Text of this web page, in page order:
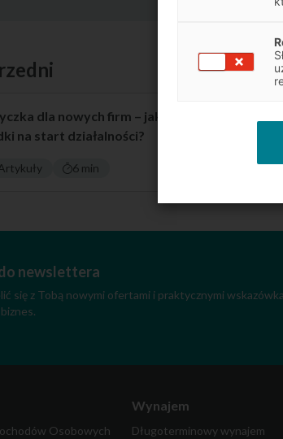
dla nowych firm – jak zdobyć
na start działalności?
6 min
newslettera
się z Tobą nowymi ofertami i praktycznymi
Osobowych
Wynajem
Długoterminowy wynajem